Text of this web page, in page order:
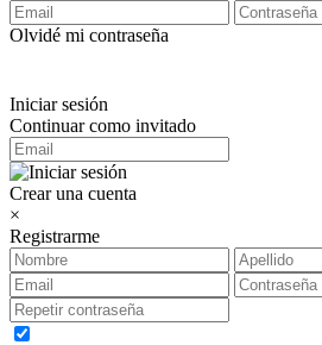
Olvidé mi contraseña
Iniciar sesión
Continuar como invitado
Crear una cuenta
×
Registrarme